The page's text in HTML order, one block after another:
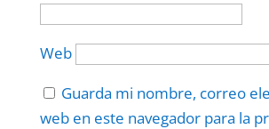
Web
Guarda mi nombre, correo
web en este navegador para la